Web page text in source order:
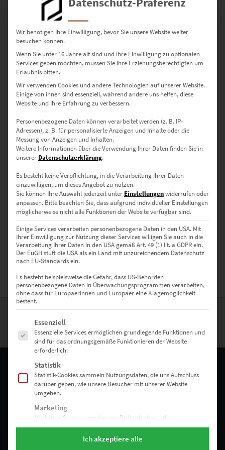
EZ00407 GLE under the Bridge
€ 24,90–
Enthält 19% Mwst.
zzgl.
Dein Mercedes Wandbild. Hier findest Du hochwertige Fotografien,
die von Mercedes Fahrzeugen entstanden sind und als Wandbild
online bestellt werden können – z.B. als Leinwand auf Keilrahmen,
als Poster oder auch hinter Acrylglas. Viel Spaß beim Aussuchen.
RECHTLICHES
Impressum
Wir benötigen Ihre Einwilligung, bevor Sie unsere Website weiter
besuchen können.
Wenn Sie unter 16 Jahre alt sind und Ihre Einwilligung zu optionalen
Services geben möchten, müssen Sie Ihre Erziehungsberechtigten um
Erlaubnis bitten.
Wir verwenden Cookies und andere Technologien auf unserer Website.
Einige von ihnen sind essenziell, während andere uns helfen, diese
Website und Ihre Erfahrung zu verbessern.
Personenbezogene Daten können verarbeitet werden (z. B. IP-
Adressen), z. B. für personalisierte Anzeigen und Inhalte oder die
Messung von Anzeigen und Inhalten.
Weitere Informationen über die Verwendung Ihrer Daten finden Sie in
unserer Datenschutzerklärung.
Es besteht keine Verpflichtung, in die Verarbeitung Ihrer Daten
einzuwilligen, um dieses Angebot zu nutzen.
Sie können Ihre Auswahl jederzeit unter Einstellungenwiderrufen oder
anpassen. Bitte beachten Sie, dass aufgrund individueller Einstellungen
möglicherweise nicht alle Funktionen der Website verfügbar sind.
Einige Services verarbeiten personenbezogene Daten in den USA. Mit
Ihrer Einwilligung zur Nutzung dieser Services willigen Sie auch in die
Verarbeitung Ihrer Daten in den USA gemäß Art. 49 (1) lit. a GDPR ein.
Der EuGH stuft die USA als ein Land mit unzureichendem Datenschutz
nach EU-Standards ein.
Es besteht beispielsweise die Gefahr, dass US-Behörden
personenbezogene Daten in Überwachungsprogrammen verarbeiten,
ohne dass für Europäerinnen und Europäer eine Klagemöglichkeit
besteht.
Es folgt eine Liste der Service-Gruppen, für die eine Einwilligung
Essenziell
Essenzielle Services ermöglichen grundlegende Funktionen und
sind für das ordnungsgemäße Funktionieren der Website
erforderlich.
Statistik
Statistik-Cookies sammeln Nutzungsdaten, die uns Aufschluss
darüber geben, wie unsere Besucher mit unserer Website
umgehen.
Marketing
Marketing Services werden von Drittanbietern oder
Herausgebern genutzt, um personalisierte Werbung
anzuzeigen. Sie tun dies, indem sie Besucher über Websites
Ich akzeptiere alle